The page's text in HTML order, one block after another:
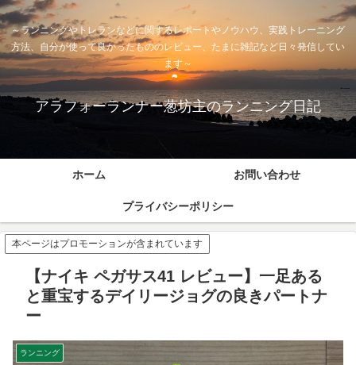
～ランニングやトレランなどに関するレポートやノウハウ、実践トレーニング
方法、自分が使って良かったもののレビュー、たまに雑記など日々発信してい
ます～
アラフォーランナー葱坊主のランニング日記
ホーム お問い合わせ
プライバシーポリシー
本ページはプロモーションが含まれています
【ナイキ ペガサス41 レビュー】一足ある
と重宝するデイリージョグの良きパートナ
ー
ランニング